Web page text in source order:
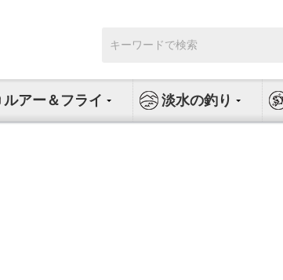
索:
ルアー＆フライ 淡水の釣り